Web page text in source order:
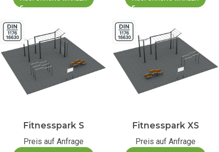
Fitnesspark S
Preis auf Anfrage
Fitnesspark XS
Preis auf Anfrage